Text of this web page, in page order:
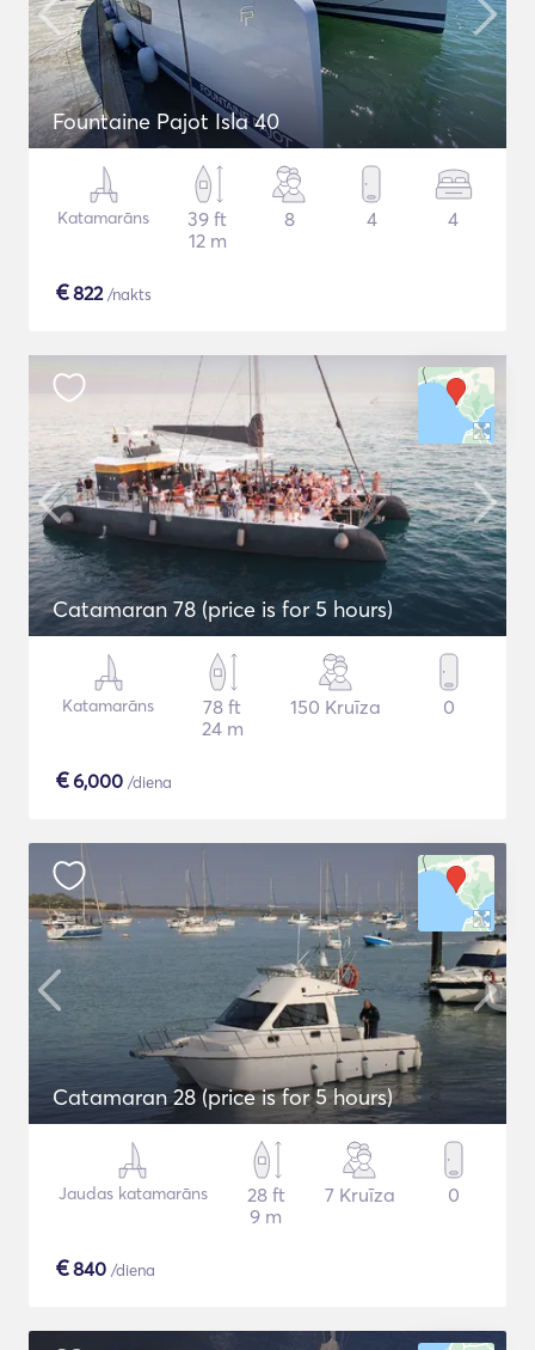
Fountaine Pajot Isla 40
Katamarāns
39 ft
12 m
8 4 4
€822/nakts
Catamaran 78 (price is for 5 hours)
Katamarāns
78 ft
24 m
150 Kruīza 0
€6,000 /diena
Catamaran 28 (price is for 5 hours)
Jaudas katamarāns
28 ft
9 m
7 Kruīza 0
€840 /diena